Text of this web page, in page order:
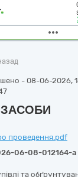
- 08-06-2026,
ЗАСОБИ
проведення.pdf
06-08-012164-a
та